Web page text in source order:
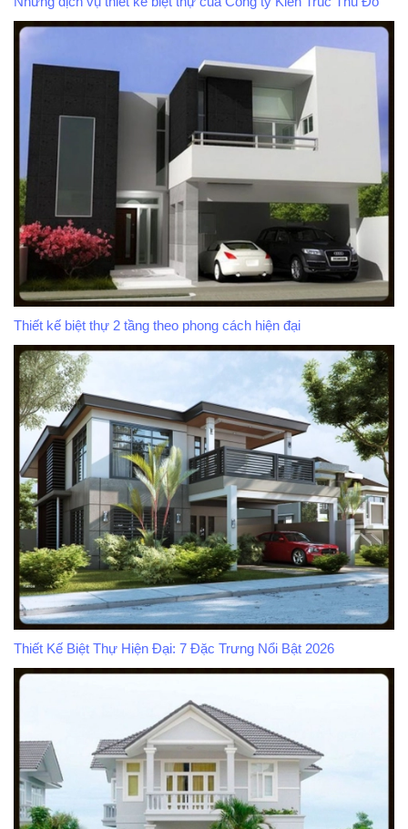
Thiết kế biệt thự 2 tầng theo phong cách hiện đại
Thiết Kế Biệt Thự Hiện Đại: 7 Đặc Trưng Nổi Bật 2026